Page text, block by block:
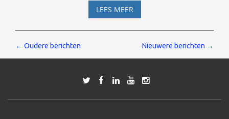
LEES MEER10
DROGREDENATIES
UIT
ANTIVAXERS
Berichten
← Oudere berichten Nieuwere berichten →